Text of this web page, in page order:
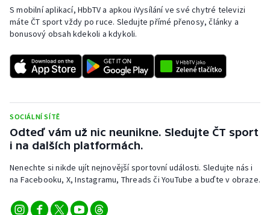
S mobilní aplikací, HbbTV a apkou iVysílání ve své chytré televizi
máte ČT sport vždy po ruce. Sledujte přímé přenosy, články a
bonusový obsah kdekoli a kdykoli.
SOCIÁLNÍ SÍTĚ
Odteď vám už nic neunikne. Sledujte ČT sport
i na dalších platformách.
Nenechte si nikde ujít nejnovější sportovní události. Sledujte nás i
na Facebooku, X, Instagramu, Threads či YouTube a buďte v obraze.